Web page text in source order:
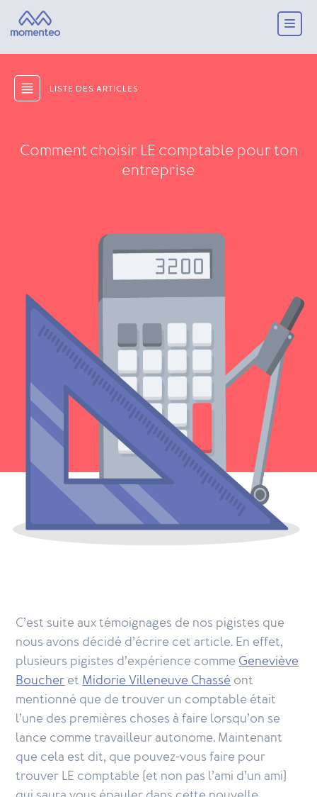
LISTE DES ARTICLES
Comment choisir LE comptable pour ton
entreprise
C’est suite aux témoignages de nos pigistes que
nous avons décidé d’écrire cet article. En effet,
plusieurs pigistes d’expérience commeGeneviève
BoucheretMidorie Villeneuve Chasséont
mentionné que de trouver un comptable était
l’une des premières choses à faire lorsqu’on se
lance comme travailleur autonome. Maintenant
que cela est dit, que pouvez-vous faire pour
trouver LE comptable (et non pas l’ami d’un ami)